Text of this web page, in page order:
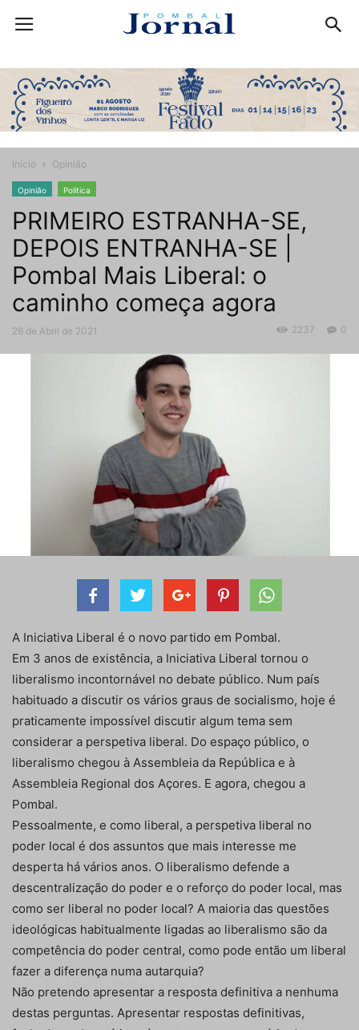
Início Opinião
Opinião Politica
PRIMEIRO ESTRANHA-SE,
DEPOIS ENTRANHA-SE |
Pombal Mais Liberal: o
caminho começa agora
26 de Abril de 2021 0
2237
A Iniciativa Liberal é o novo partido em Pombal.
Em 3 anos de existência, a Iniciativa Liberal tornou o
liberalismo incontornável no debate público. Num país
habituado a discutir os vários graus de socialismo, hoje é
praticamente impossível discutir algum tema sem
considerar a perspetiva liberal. Do espaço público, o
liberalismo chegou à Assembleia da República e à
Assembleia Regional dos Açores. E agora, chegou a
Pombal.
Pessoalmente, e como liberal, a perspetiva liberal no
poder local é dos assuntos que mais interesse me
desperta há vários anos. O liberalismo defende a
descentralização do poder e o reforço do poder local, mas
como ser liberal no poder local? A maioria das questões
ideológicas habitualmente ligadas ao liberalismo são da
competência do poder central, como pode então um liberal
fazer a diferença numa autarquia?
Não pretendo apresentar a resposta definitiva a nenhuma
destas perguntas. Apresentar respostas definitivas,